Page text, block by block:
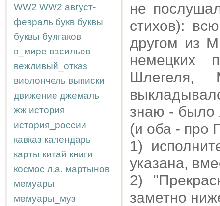
WW2 WW2 август-
февраль букв буквы
буквы булгаков
в_мире васильев
вежливый_отказ
виолончель выписки
движение джемаль
жж история
история_россии
кавказ календарь
карты китай книги
космос л.а. мартынов
мемуары
мемуары_муз
не
стихов):
другом из
немецких
знаю - было
(и оба - про
1)
указана,
2)
заметно